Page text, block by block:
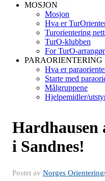
MOSJON
Mosjon
Hva er
Turorientering
TurO-klubben
For TurO-
PARAORIENTERING
Hva er
Starte med
Målgruppene
Hjelpemidler/
Hardhausen
i Sandnes!
Postet av Norges